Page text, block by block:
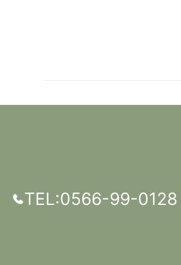
TEL:0566-99-0128